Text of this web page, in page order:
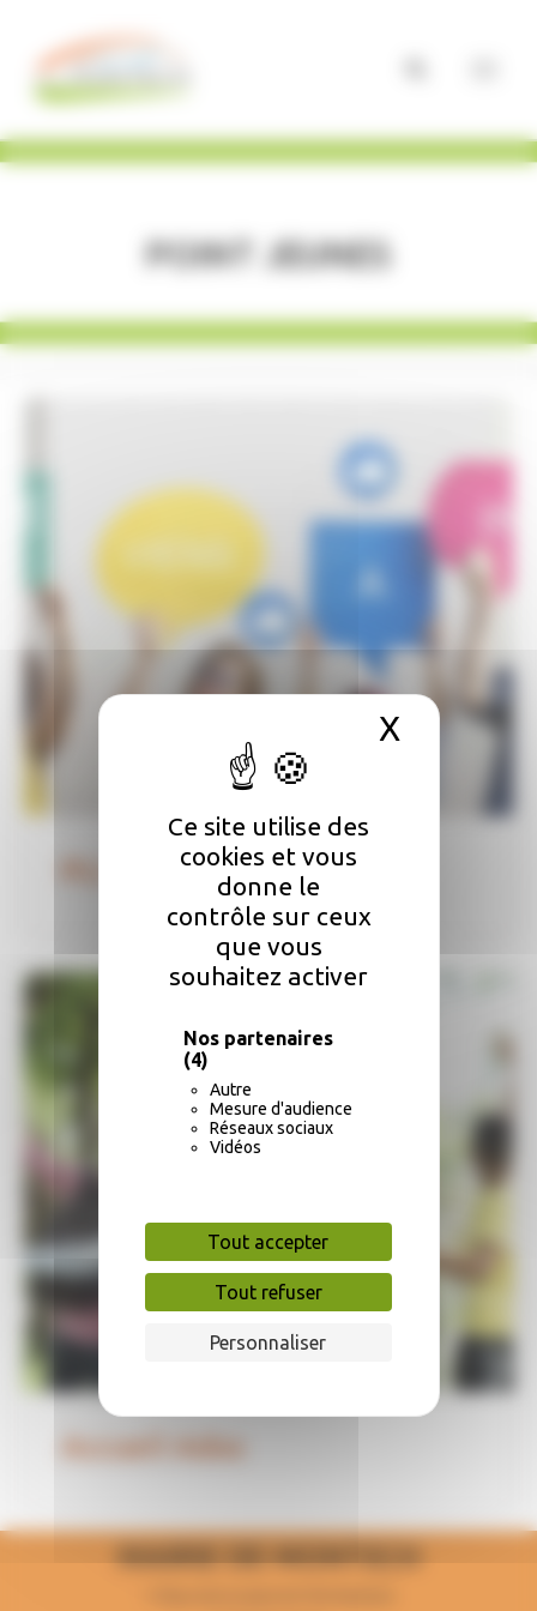
Ce site utilise des
cookies et vous
donne le
contrôle sur ceux
que vous
souhaitez activer
Nos partenaires
(4)
Autre
Mesure d'audience
Réseaux sociaux
Vidéos
Tout accepter
Tout refuser
Personnaliser
X
Point Jeunes
MAIRIE DE MONTECH